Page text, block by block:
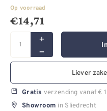
Op voorraad
€14,71
Liever
Gratis verzending vanaf €
Showroom in Sliedrecht